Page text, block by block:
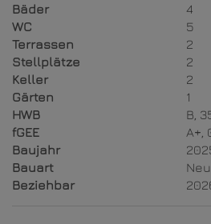
Bäder
4
WC
5
Terrassen
2
Stellplätze
2
Keller
2
Gärten
1
HWB
B,
fGEE
A+,
Baujahr
Bauart
Beziehbar